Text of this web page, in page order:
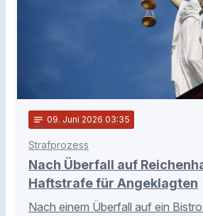
notes 09. Juni 2026 03:35
Strafprozess
Nach Überfall auf
Haftstrafe für Angeklagten
Nach einem Überfall auf ein